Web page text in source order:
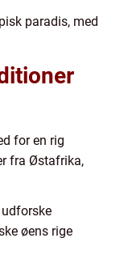
paradis, med
for en rig
fra Østafrika,
øens rige